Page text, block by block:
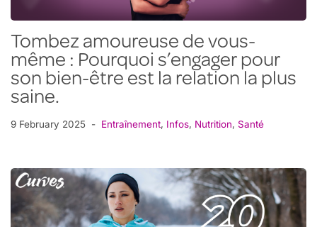
Tombez amoureuse de vous-
même : Pourquoi s’engager pour
son bien-être est la relation la plus
saine.
9 February 2025 Entraînement, Infos, Nutrition, Santé